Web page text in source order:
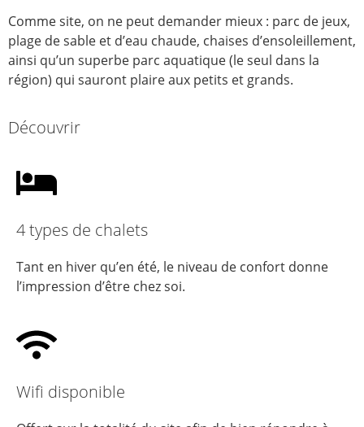
Comme site, on ne peut demander mieux : parc de jeux,
plage de sable et d’eau chaude, chaises d’ensoleillement,
ainsi qu’un superbe parc aquatique (le seul dans la
région) qui sauront plaire aux petits et grands.
Découvrir
4 types de chalets
Tant en hiver qu’en été, le niveau de confort donne
l’impression d’être chez soi.
Wifi disponible